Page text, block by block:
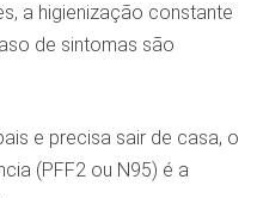
a higienização constante
de sintomas são
e precisa sair de casa, o
(PFF2 ou N95) é a